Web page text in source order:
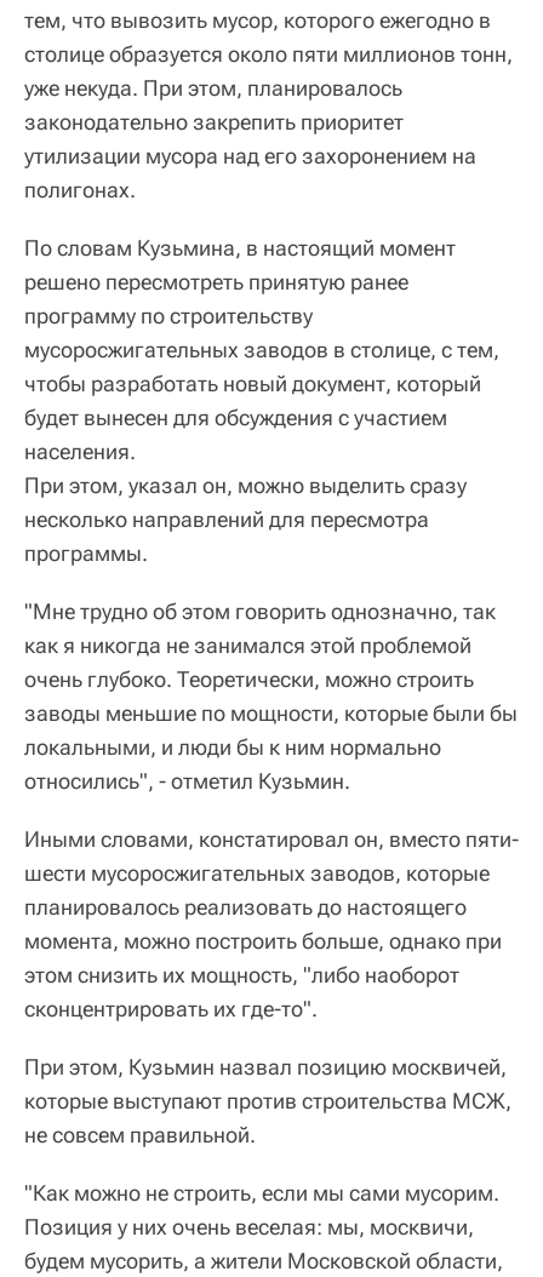
тем, что вывозить мусор, которого ежегодно в
столице образуется около пяти миллионов тонн,
уже некуда. При этом, планировалось
законодательно закрепить приоритет
утилизации мусора над его захоронением на
полигонах.
По словам Кузьмина, в настоящий момент
решено пересмотреть принятую ранее
программу по строительству
мусоросжигательных заводов в столице, с тем,
чтобы разработать новый документ, который
будет вынесен для обсуждения с участием
населения.
При этом, указал он, можно выделить сразу
несколько направлений для пересмотра
программы.
"Мне трудно об этом говорить однозначно, так
как я никогда не занимался этой проблемой
очень глубоко. Теоретически, можно строить
заводы меньшие по мощности, которые были бы
локальными, и люди бы к ним нормально
относились", - отметил Кузьмин.
Иными словами, констатировал он, вместо пяти-
шести мусоросжигательных заводов, которые
планировалось реализовать до настоящего
момента, можно построить больше, однако при
этом снизить их мощность, "либо наоборот
сконцентрировать их где-то".
При этом, Кузьмин назвал позицию москвичей,
которые выступают против строительства МСЖ,
не совсем правильной.
"Как можно не строить, если мы сами мусорим.
Позиция у них очень веселая: мы, москвичи,
будем мусорить, а жители Московской области,